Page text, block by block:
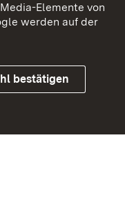
Elemente von
werden auf der
bestätigen